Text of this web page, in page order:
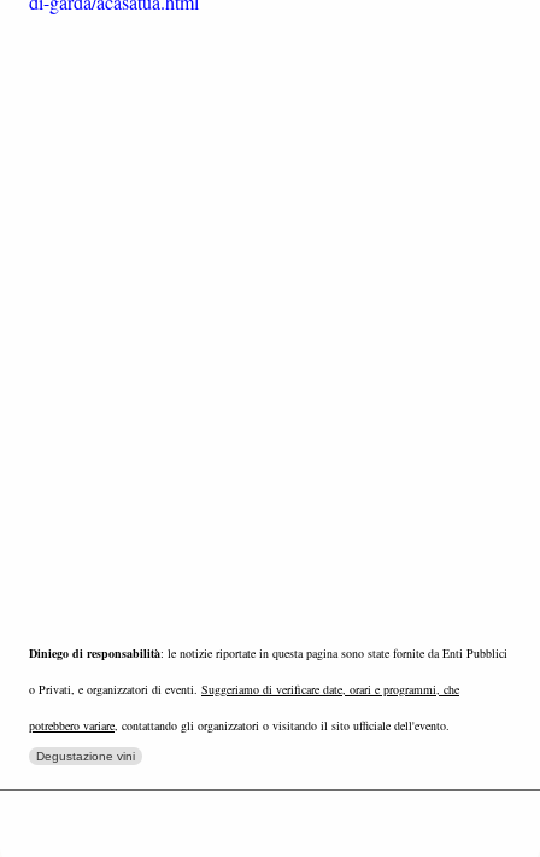
Diniego di responsabilità: le notizie riportate in questa pagina sono state fornite da Enti Pubblici
o Privati, e organizzatori di eventi. Suggeriamo di verificare date, orari e programmi, che
potrebbero variare, contattando gli organizzatori o visitando il sito ufficiale dell'evento.
Degustazione vini